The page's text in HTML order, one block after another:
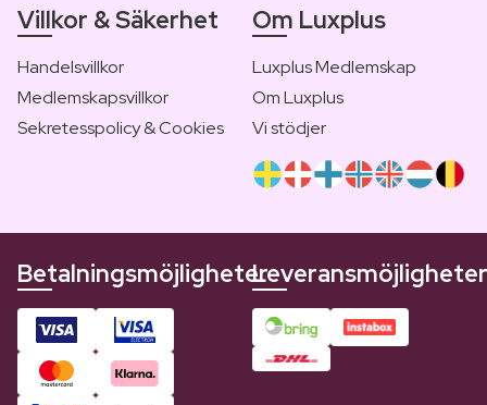
Villkor & Säkerhet
Handelsvillkor
Medlemskapsvillkor
Sekretesspolicy & Cookies
Om Luxplus
Luxplus Medlemskap
Om Luxplus
Vi stödjer
BetalningsmöjligheterLeveransmöjligheter